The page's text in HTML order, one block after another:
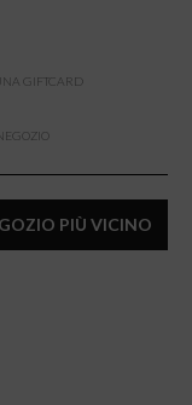
GIFTCARD
PIÙ VICINO